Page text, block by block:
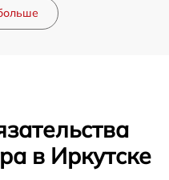
в Иркутске